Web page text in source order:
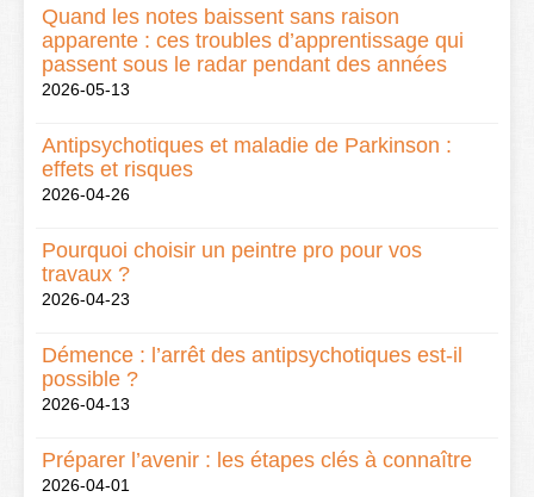
Quand les notes baissent sans raison
apparente : ces troubles d’apprentissage qui
passent sous le radar pendant des années
2026-05-13
Antipsychotiques et maladie de Parkinson :
effets et risques
2026-04-26
Pourquoi choisir un peintre pro pour vos
travaux ?
2026-04-23
Démence : l’arrêt des antipsychotiques est-il
possible ?
2026-04-13
Préparer l’avenir : les étapes clés à connaître
2026-04-01